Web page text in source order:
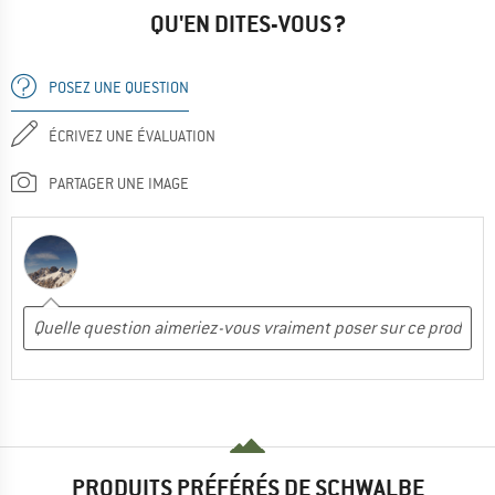
QU'EN DITES-VOUS ?
POSEZ UNE QUESTION
ÉCRIVEZ UNE ÉVALUATION
PARTAGER UNE IMAGE
PRODUITS PRÉFÉRÉS DE SCHWALBE